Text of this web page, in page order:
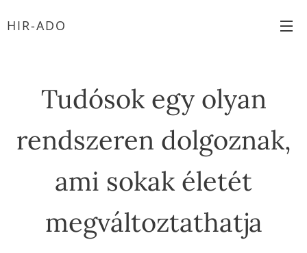
HIR-ADO
Tudósok egy olyan
rendszeren dolgoznak,
ami sokak életét
megváltoztathatja